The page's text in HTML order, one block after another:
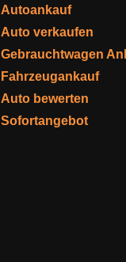
Autoankauf
Auto verkaufen
Gebrauchtwagen
Fahrzeugankauf
Auto bewerten
Sofortangebot